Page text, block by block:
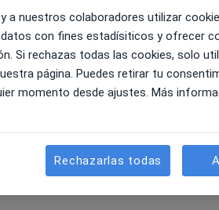
de cita online no está
Pedir una cita
a nuestros colaboradores utilizar
con fines estadísiticos y ofrecer
Si rechazas todas las cookies, solo
página. Puedes retirar tu
momento desde ajustes. Más
Rechazarlas todas